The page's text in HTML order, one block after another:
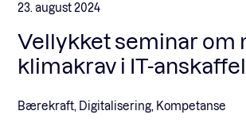
23. august 2024
Vellykket seminar om
klimakrav i IT-
Bærekraft, Digitalisering, Kompetanse